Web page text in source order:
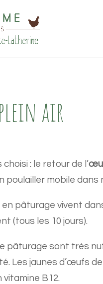
air
choisi : le retour de l’
poulailler mobile dans
en pâturage vivent
(tous les 10 jours).
pâturage sont très
Les jaunes d’œufs
B12.